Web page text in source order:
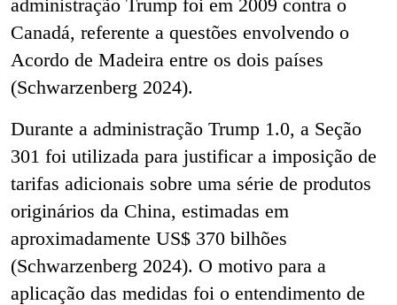
administração Trump foi em 2009 contra o
Canadá, referente a questões envolvendo o
Acordo de Madeira entre os dois países
(Schwarzenberg 2024).
Durante a administração Trump 1.0, a Seção
301 foi utilizada para justificar a imposição de
tarifas adicionais sobre uma série de produtos
originários da China, estimadas em
aproximadamente US$ 370 bilhões
(Schwarzenberg 2024). O motivo para a
aplicação das medidas foi o entendimento de